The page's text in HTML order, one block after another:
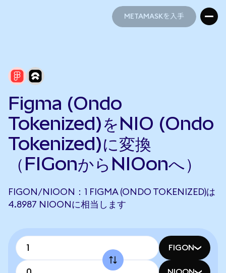
METAMASKを入手
Figma (Ondo
Tokenized)をNIO (Ondo
Tokenized)に変換
（FIGonからNIOonへ）
FIGON/NIOON：1 FIGMA (ONDO TOKENIZED)は
4.8987 NIOONに相当します
FIGON